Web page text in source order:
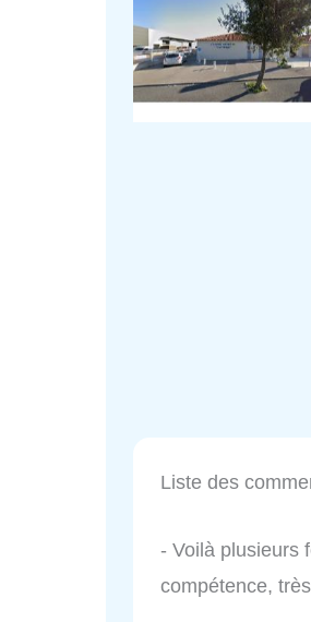
Liste des
- Voilà plusieurs
compétence,